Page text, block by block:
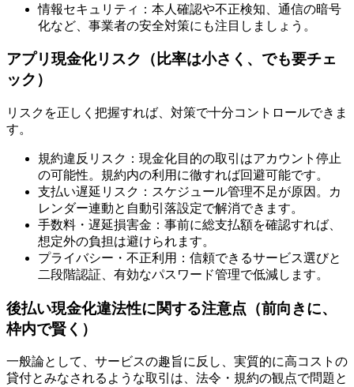
情報セキュリティ：本人確認や不正検知、通信の暗号
化など、事業者の安全対策にも注目しましょう。
アプリ現金化リスク（比率は小さく、でも要チェ
ック）
リスクを正しく把握すれば、対策で十分コントロールできま
す。
規約違反リスク：現金化目的の取引はアカウント停止
の可能性。規約内の利用に徹すれば回避可能です。
支払い遅延リスク：スケジュール管理不足が原因。カ
レンダー連動と自動引落設定で解消できます。
手数料・遅延損害金：事前に総支払額を確認すれば、
想定外の負担は避けられます。
プライバシー・不正利用：信頼できるサービス選びと
二段階認証、有効なパスワード管理で低減します。
後払い現金化違法性に関する注意点（前向きに、
枠内で賢く）
一般論として、サービスの趣旨に反し、実質的に高コストの
貸付とみなされるような取引は、法令・規約の観点で問題と